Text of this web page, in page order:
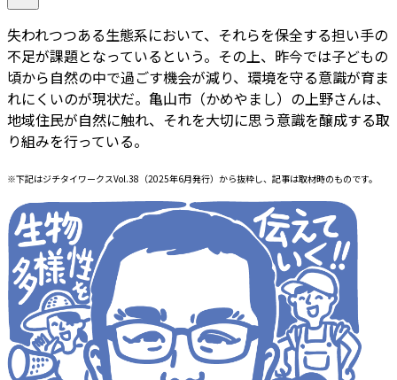
失われつつある生態系において、それらを保全する担い手の
不足が課題となっているという。その上、昨今では子どもの
頃から自然の中で過ごす機会が減り、環境を守る意識が育ま
れにくいのが現状だ。亀山市（かめやまし）の上野さんは、
地域住民が自然に触れ、それを大切に思う意識を醸成する取
り組みを行っている。
※下記はジチタイワークスVol.38（2025年6月発行）から抜粋し、記事は取材時のものです。